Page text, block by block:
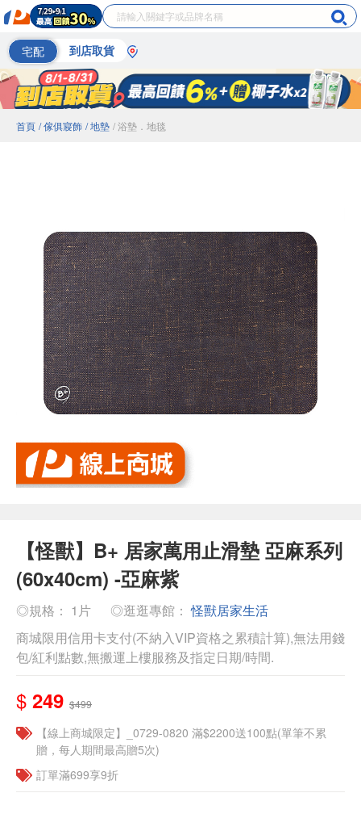
宅配 到店取貨
首頁 / 傢俱寢飾 / 地墊 / 浴墊．地毯
【怪獸】B+ 居家萬用止滑墊 亞麻系列
(60x40cm) -亞麻紫
◎規格： 1片 ◎逛逛專館：怪獸居家生活
商城限用信用卡支付(不納入VIP資格之累積計算),無法用錢
包/紅利點數,無搬運上樓服務及指定日期/時間.
$ 249 $499
【線上商城限定】_0729-0820 滿$2200送100點(單筆不累
贈，每人期間最高贈5次)
訂單滿699享9折